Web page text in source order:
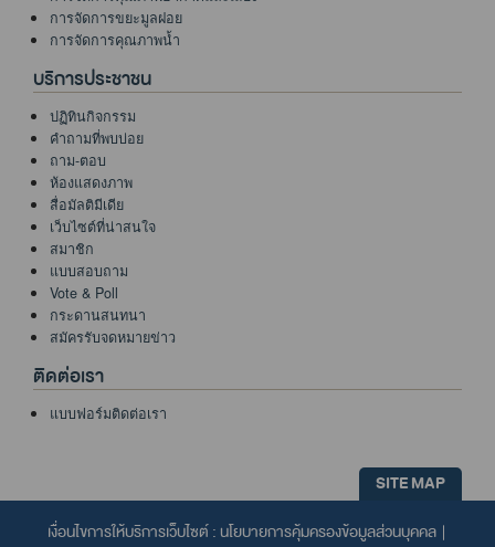
การจัดการขยะมูลฝอย
การจัดการคุณภาพน้ำ
บริการประชาชน
ปฏิทินกิจกรรม
คำถามที่พบบ่อย
ถาม-ตอบ
ห้องแสดงภาพ
สื่อมัลติมีเดีย
เว็บไซต์ที่น่าสนใจ
สมาชิก
แบบสอบถาม
Vote & Poll
กระดานสนทนา
สมัครรับจดหมายข่าว
ติดต่อเรา
แบบฟอร์มติดต่อเรา
SITE MAP
เงื่อนไขการให้บริการเว็บไซต์ : นโยบายการคุ้มครองข้อมูลส่วนบุคคล |